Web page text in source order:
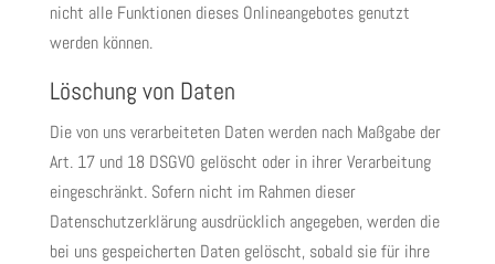
nicht alle Funktionen dieses Onlineangebotes genutzt
werden können.
Löschung von Daten
Die von uns verarbeiteten Daten werden nach Maßgabe der
Art. 17 und 18 DSGVO gelöscht oder in ihrer Verarbeitung
eingeschränkt. Sofern nicht im Rahmen dieser
Datenschutzerklärung ausdrücklich angegeben, werden die
bei uns gespeicherten Daten gelöscht, sobald sie für ihre